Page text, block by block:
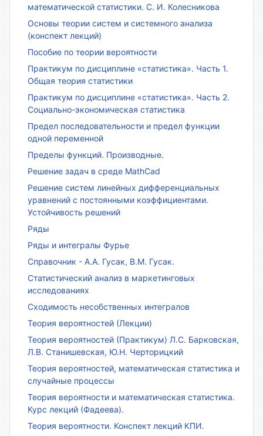
математической статистики. С. И. Колесникова
Основы теории систем и системного анализа
(конспект лекций)
Пособие по теории вероятности
Практикум по дисциплине «статистика». Часть 1.
Общая теория статистики
Практикум по дисциплине «статистика». Часть 2.
Социально-экономическая статистика
Предел последовательности и предел функции
одной переменной
Пределы функций. Производные.
Решение задач в среде MathCad
Решение систем линейных дифференциальных
уравнений с постоянными коэффициентами.
Устойчивость решений
Ряды
Ряды и интегралы Фурье
Справочник - А.А. Гусак, В.М. Гусак.
Статистический анализ в маркетинговых
исследованиях
Сходимость несобственных интегралов
Теория вероятностей (Лекции)
Теория вероятностей (Практикум) Л.С. Барковская,
Л.В. Станишевская, Ю.Н. Черторицкий
Теория вероятностей, математическая статистика и
случайные процессы
Теория вероятности и математическая статистика.
Курс лекций (Фадеева).
Теория вероятности. Конспект лекций КПИ.